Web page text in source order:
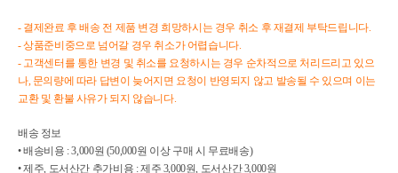
- 결제완료 후 배송 전 제품 변경 희망하시는 경우 취소 후 재결제 부탁드립니다.
- 상품준비중으로 넘어갈 경우 취소가 어렵습니다.
- 고객센터를 통한 변경 및 취소를 요청하시는 경우 순차적으로 처리드리고 있으
나, 문의량에 따라 답변이 늦어지면 요청이 반영되지 않고 발송될 수 있으며 이는
교환 및 환불 사유가 되지 않습니다.
배송 정보
• 배송비용 : 3,000원 (50,000원 이상 구매 시 무료배송)
• 제주, 도서산간 추가비용 : 제주 3,000원, 도서산간 3,000원